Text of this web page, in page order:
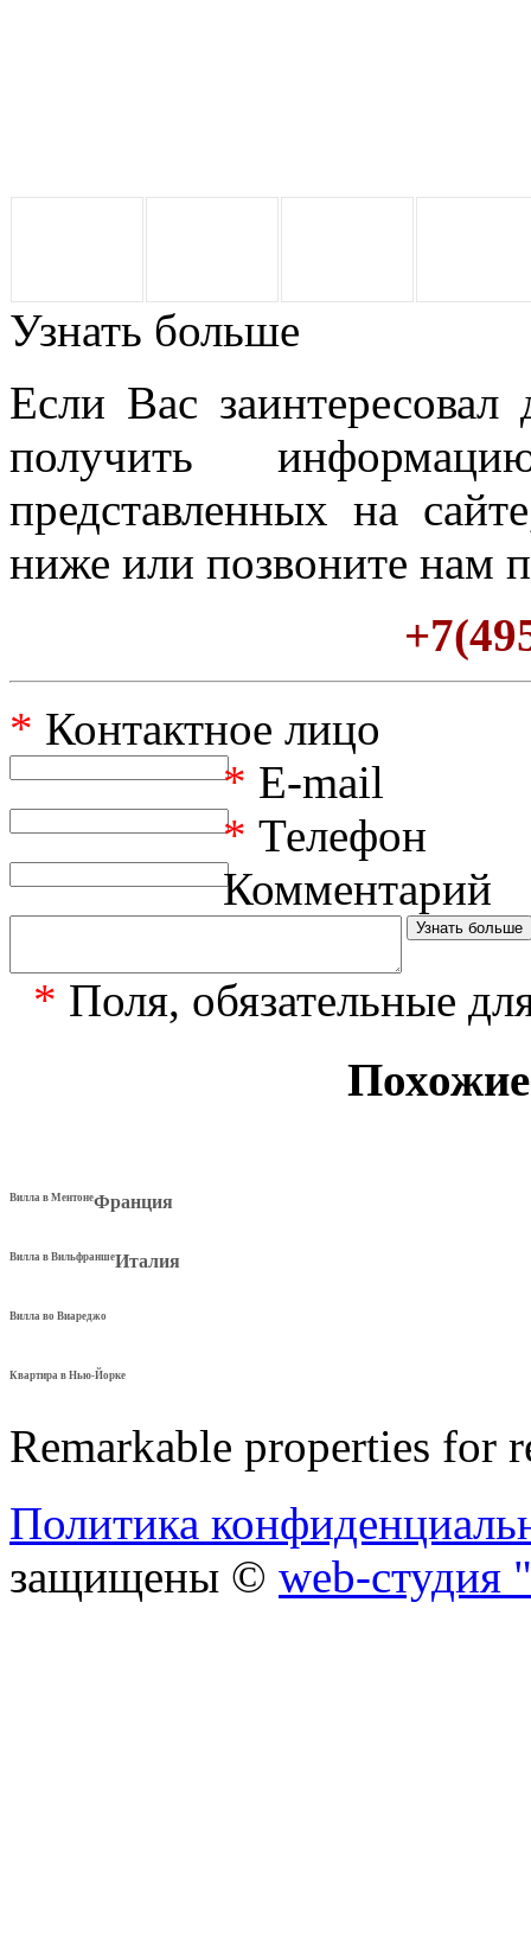
Узнать больше
Если Вас
получить
представленных на
ниже или позвоните нам
* Контактное лицо
* E-mail
* Телефон
Комментарий
* Поля, обязательные
Вилла в МентонеФранция
Вилла в ВильфраншеИталия
Вилла во Виареджо
Квартира в Нью-Йорке
Remarkable properties for
Политика
защищены © web-студия